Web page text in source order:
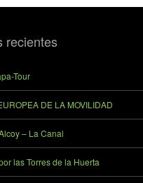
recientes
Tour
DE LA MOVILIDAD
– La Canal
las Torres de la Huerta